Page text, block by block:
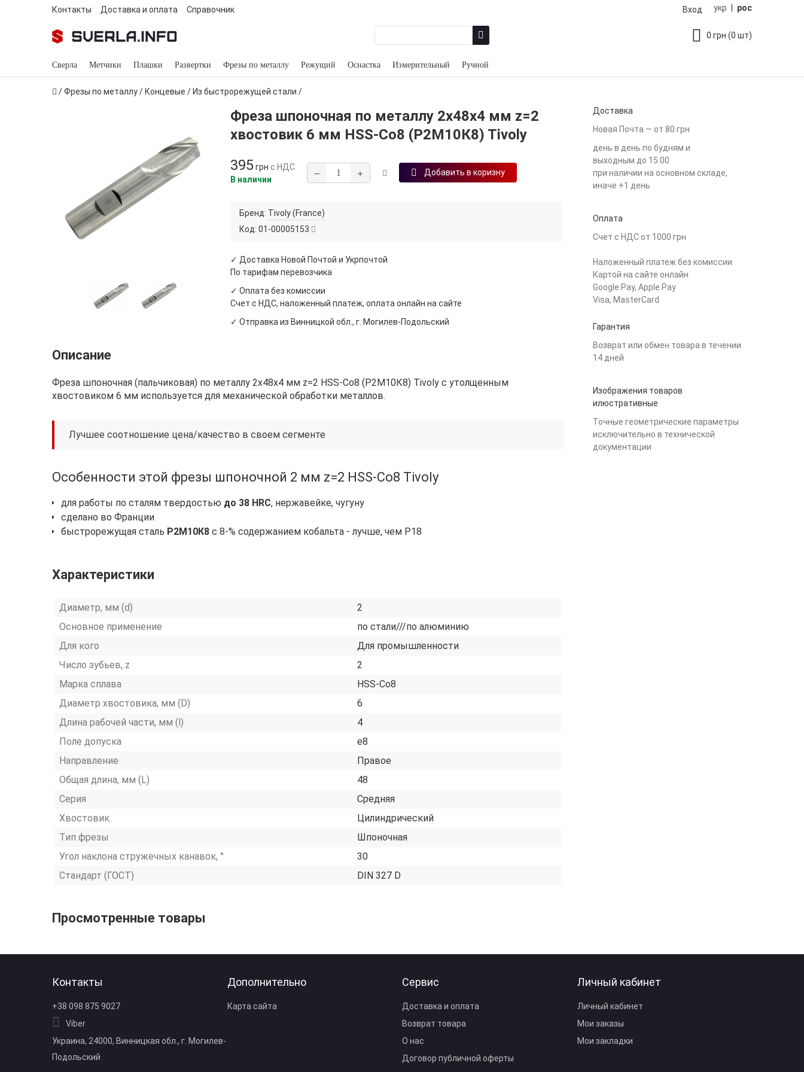
укр рос
Контакты Доставка и оплата Справочник Вход
0 грн (0 шт)
Сверла Метчики Плашки Развертки Фрезы по металлу Режущий Оснастка Измерительный Ручной
/Фрезы по металлу/ Концевые / Из быстрорежущей стали /
Фреза шпоночная по металлу 2х48х4 мм z=2
хвостовик 6 мм HSS-Co8 (Р2М10К8) Tivoly
395грн с НДС
В наличии
− + Добавить в коризну
Бренд: Tivoly (France)
Код: 01-00005153
✓ Доставка Новой Почтой и Укрпочтой
По тарифам перевозчика
✓ Оплата без комиссии
Счет с НДС, наложенный платеж, оплата онлайн на сайте
✓ Отправка из Винницкой обл., г. Могилев-Подольский
Описание
Фреза шпоночная (пальчиковая) по металлу 2х48х4 мм z=2 HSS-Co8 (Р2М10К8) Tivoly с утолщенным
хвостовиком 6 мм используется для механической обработки металлов.
Лучшее соотношение цена/качество в своем сегменте
Особенности этой фрезы шпоночной 2 мм z=2 HSS-Co8 Tivoly
для работы по сталям твердостью до 38 HRC, нержавейке, чугуну
сделано во Франции
быстрорежущая сталь Р2М10К8 с 8-% содержанием кобальта - лучше, чем Р18
Характеристики
Диаметр, мм (d)
2
Основное применение
по стали///по алюминию
Для кого
Для промышленности
Число зубьев, z
2
Марка сплава
HSS-Co8
Диаметр хвостовика, мм (D)
6
Длина рабочей части, мм (l)
4
Поле допуска
e8
Направление
Правое
Общая длина, мм (L)
48
Серия
Средняя
Хвостовик
Цилиндрический
Тип фрезы
Шпоночная
Угол наклона стружечных канавок, °
30
Стандарт (ГОСТ)
DIN 327 D
Просмотренные товары
Доставка
Новая Почта — от 80 грн
день в день по будням и
выходным до 15:00
при наличии на основном складе,
иначе +1 день
Оплата
Счет с НДС от 1000 грн
Наложенный платеж без комиссии
Картой на сайте онлайн
Google Pay, Apple Pay
Visa, MasterCard
Гарантия
Возврат или обмен товара в течении
14 дней
Изображения товаров
илюстративные
Точные геометрические параметры
исключительно в технической
документации
Контакты
+38 098 875 9027
Viber
Украина, 24000, Винницкая обл., г. Могилев-
Подольский
Дополнительно
Карта сайта
Сервис
Доставка и оплата
Возврат товара
О нас
Договор публичной оферты
Личный кабинет
Личный кабинет
Мои заказы
Мои закладки